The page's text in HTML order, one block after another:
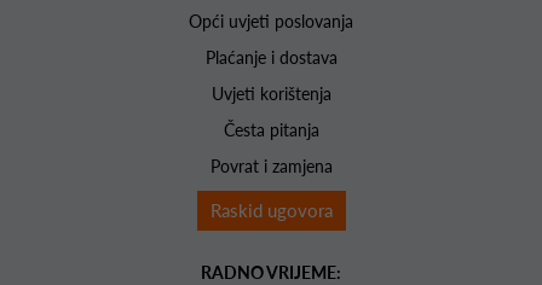
Opći uvjeti poslovanja
Plaćanje i dostava
Uvjeti korištenja
Česta pitanja
Povrat i zamjena
Raskid ugovora
RADNO VRIJEME: